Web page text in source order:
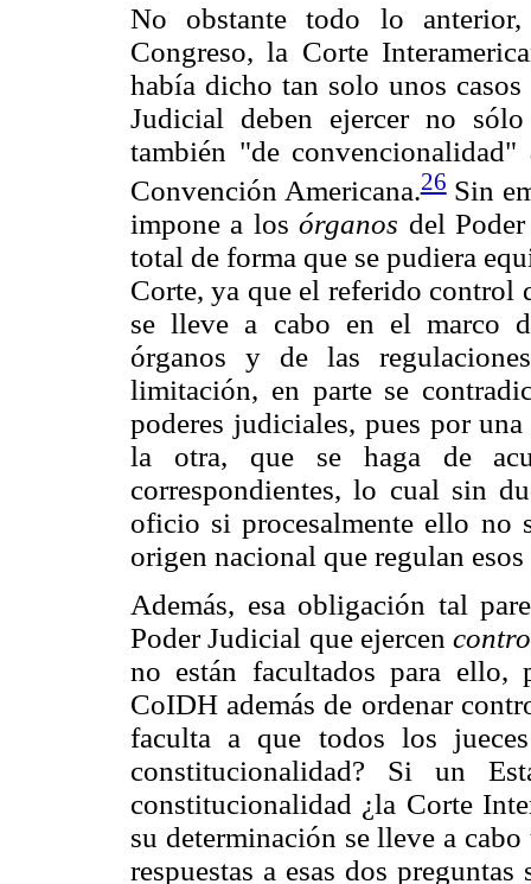
No obstante todo lo
Congreso, la Corte
había dicho tan solo unos
Judicial deben ejercer no
también "de convencionalidad"
Convención Americana.26Sin
impone a losórganos del
total de forma que se pudiera
Corte, ya que el referido control
se lleve a cabo en el marco
órganos y de las
limitación, en parte se
poderes judiciales, pues por
la otra, que se haga de
correspondientes, lo cual sin
oficio si procesalmente ello no
origen nacional que regulan esos
Además, esa obligación tal
Poder Judicial que ejercen
no están facultados para ello,
CoIDH además de ordenar
faculta a que todos los
constitucionalidad? Si un
constitucionalidad ¿la Corte
su determinación se lleve a
respuestas a esas dos